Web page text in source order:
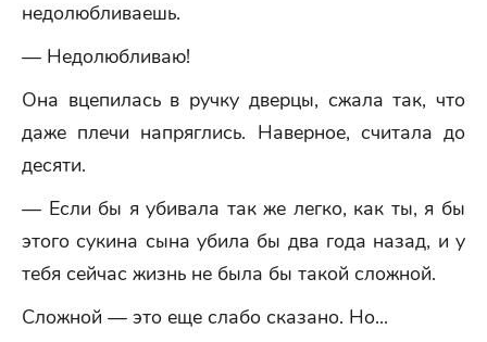
недолюбливаешь.
— Недолюбливаю!
Она вцепилась в ручку дверцы, сжала так, что
даже плечи напряглись. Наверное, считала до
десяти.
— Если бы я убивала так же легко, как ты, я бы
этого сукина сына убила бы два года назад, и у
тебя сейчас жизнь не была бы такой сложной.
Сложной — это еще слабо сказано. Но...